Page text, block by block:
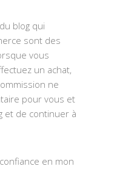
blog qui
sont des
vous
un achat,
ne
pour vous et
et de continuer à
en mon